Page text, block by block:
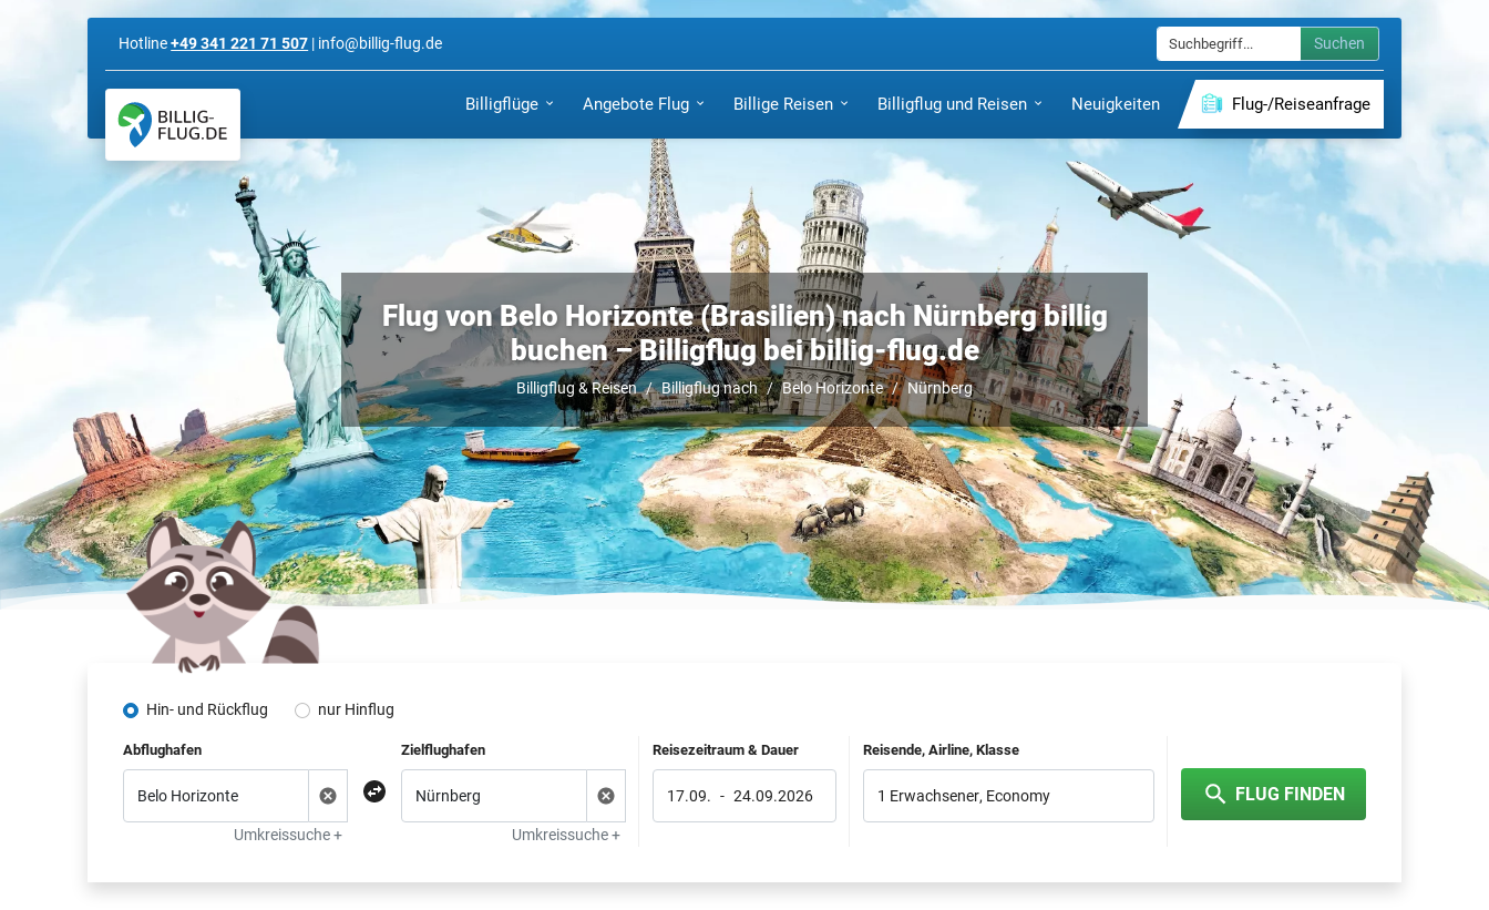
Hotline+49 341 221 71 507 | info@billig-flug.de Suchen
Billigflüge Angebote Flug Billige Reisen Billigflug und Reisen Neuigkeiten Flug-/Reiseanfrage
Flug von Belo Horizonte (Brasilien) nach Nürnberg billig
buchen – Billigflug bei billig-flug.de
Billigflug & Reisen Billigflug nach Belo Horizonte Nürnberg
Hin- und Rückflug nur Hinflug
Abflughafen
Umkreissuche +
Zielflughafen
Umkreissuche +
Reisezeitraum & Dauer
17.09. - 24.09.2026
Reisende, Airline, Klasse
1 Erwachsener, Economy FLUG FINDEN